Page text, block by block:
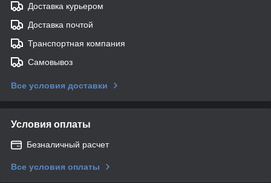
Доставка курьером
Доставка почтой
Транспортная компания
Самовывоз
Все условия доставки
Условия оплаты
Безналичный расчет
Все условия оплаты